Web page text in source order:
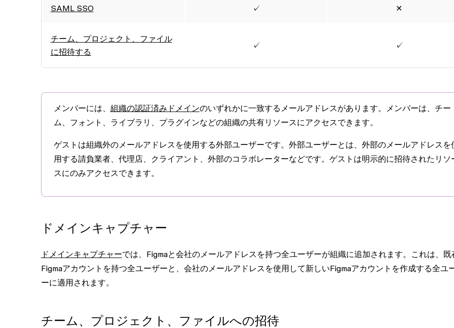
SAML SSO ✓ ✕
チーム、プロジェクト、ファイル
に招待する
✓ ✓
メンバーには、 組織の認証済みドメインのいずれかに一致するメールアドレスがあります。
メンバーは、チー
ム、フォント、ライブラリ、プラグインなどの組織の共有リソースにアクセスできます。
ゲスト は組織外のメールアドレスを使用する外部ユーザーです。外部ユーザーとは、外部のメールアドレスを
用する請負業者、代理店、クライアント、外部のコラボレーターなどです。ゲストは明示的に招待されたリソ
スにのみアクセスできます。
ドメインキャプチャー
ドメインキャプチャーでは、Figmaと会社のメールアドレスを持つ全ユーザーが組織に追加されます。これは、 既
Figmaアカウントを持つ全ユーザーと、 会社のメールアドレスを使用して新しいFigmaアカウントを作成する全ユ
ーに適用されます。
チーム、プロジェクト、ファイルへの招待